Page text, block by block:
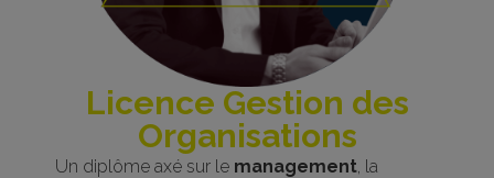
Licence Gestion des
Organisations
Un diplôme axé sur le management , la